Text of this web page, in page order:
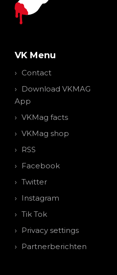
VK Menu
Contact
Download VKMAG
App
VKMag facts
VKMag shop
RSS
Facebook
Twitter
Instagram
Tik Tok
Privacy settings
Partnerberichten